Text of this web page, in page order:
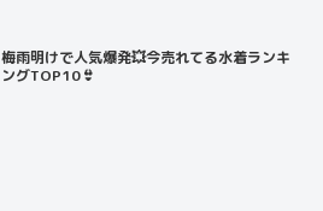
梅雨明けで人気爆発💥今売れてる水着ランキ
ングTOP10👙